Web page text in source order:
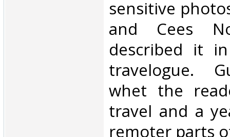
sensitive
and Cees
described it
travelogue.
whet the
travel and a
remoter parts